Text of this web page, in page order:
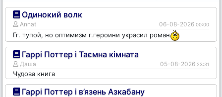
Одинокий волк
Annat 06-08-2026 00:00
Гг. тупой, но оптимизм г.героини украсил роман
Гаррі Поттер і Таємна кімната
Даша 05-08-2026 23:31
Чудова книга
Гаррі Поттер і в’язень Азкабану